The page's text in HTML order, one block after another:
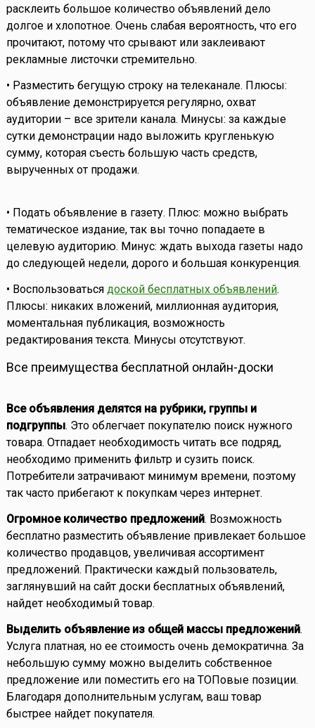
расклеить большое количество объявлений дело
долгое и хлопотное. Очень слабая вероятность, что его
прочитают, потому что срывают или заклеивают
рекламные листочки стремительно.
• Разместить бегущую строку на телеканале. Плюсы:
объявление демонстрируется регулярно, охват
аудитории – все зрители канала. Минусы: за каждые
сутки демонстрации надо выложить кругленькую
сумму, которая съесть большую часть средств,
вырученных от продажи.
• Подать объявление в газету. Плюс: можно выбрать
тематическое издание, так вы точно попадаете в
целевую аудиторию. Минус: ждать выхода газеты надо
до следующей недели, дорого и большая конкуренция.
• Воспользоваться доской бесплатных объявлений.
Плюсы: никаких вложений, миллионная аудитория,
моментальная публикация, возможность
редактирования текста. Минусы отсутствуют.
Все преимущества бесплатной онлайн-доски
Все объявления делятся на рубрики, группы и
подгруппы. Это облегчает покупателю поиск нужного
товара. Отпадает необходимость читать все подряд,
необходимо применить фильтр и сузить поиск.
Потребители затрачивают минимум времени, поэтому
так часто прибегают к покупкам через интернет.
Огромное количество предложений. Возможность
бесплатно разместить объявление привлекает большое
количество продавцов, увеличивая ассортимент
предложений. Практически каждый пользователь,
заглянувший на сайт доски бесплатных объявлений,
найдет необходимый товар.
Выделить объявление из общей массы предложений.
Услуга платная, но ее стоимость очень демократична. За
небольшую сумму можно выделить собственное
предложение или поместить его на ТОПовые позиции.
Благодаря дополнительным услугам, ваш товар
быстрее найдет покупателя.